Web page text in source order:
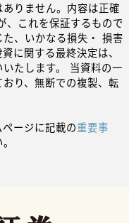
りません。内容は正確
、これを保証するもので
、いかなる損失・ 損害
に関する最終決定は、
たします。 当資料の一
り、無断での複製、転
ージに記載の重要事